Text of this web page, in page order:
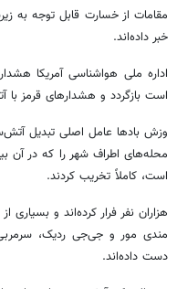
مقامات از خسارت قابل توجه به
خبر داده‌اند.
اداره ملی هواشناسی آمریکا
است بازگردد و هشدارهای قرمز با
وزش بادها عامل اصلی تبدیل
محله‌های اطراف شهر را که در آن
است، کاملاً تخریب کردند.
هزاران نفر فرار کرده‌اند و
مندی مور و جی‌جی ردیک،
دست داده‌اند.